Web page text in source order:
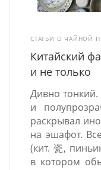
СТАТЬИ О ЧАЙНОЙ
Китайский
и не только
Дивно
и
раскрывал
на эшафот.
(кит. 瓷,
в котором